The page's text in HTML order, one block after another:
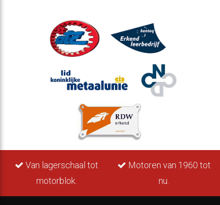
Van lagerschaal tot
motorblok.
Motoren van 1960 tot
nu.